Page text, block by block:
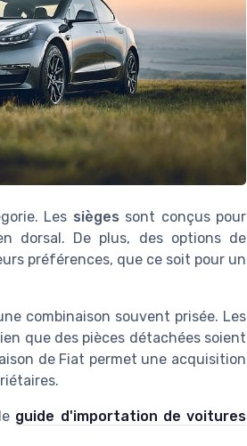
Les sièges sont conçus pour
dorsal. De plus, des options de
préférences, que ce soit pour un
combinaison souvent prisée. Les
que des pièces détachées soient
de Fiat permet une acquisition
guide d'importation de voitures